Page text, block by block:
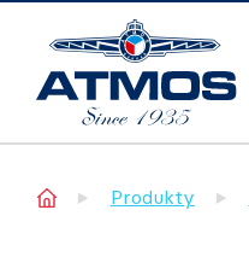
Home Produkty